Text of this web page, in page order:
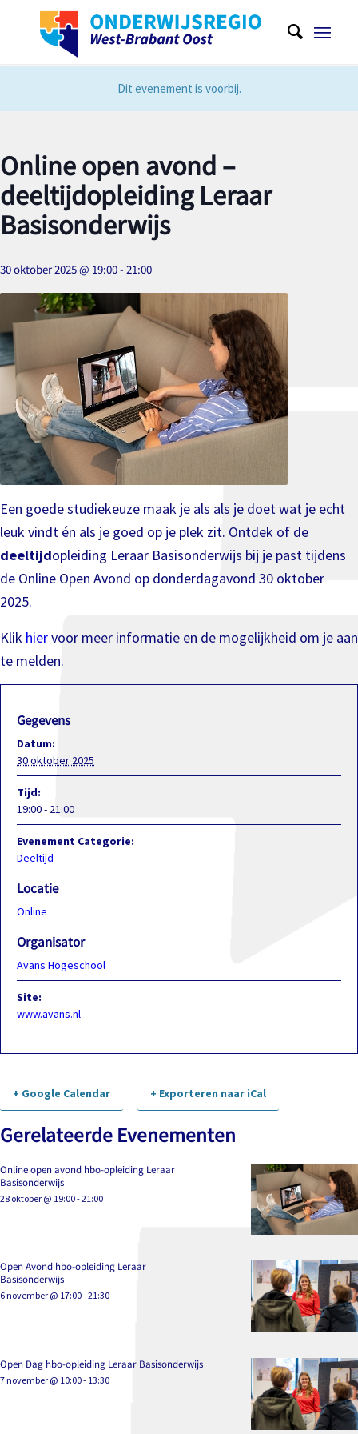
Dit evenement is voorbij.
Online open avond –
deeltijdopleiding Leraar
Basisonderwijs
30 oktober 2025 @ 19:00- 21:00
Een goede studiekeuze maak je als als je doet wat je echt
leuk vindt én als je goed op je plek zit. Ontdek of de
deeltijdopleiding Leraar Basisonderwijs bij je past tijdens
de Online Open Avond op donderdagavond 30 oktober
2025.
Klik hiervoor meer informatie en de mogelijkheid om je aan
te melden.
Gegevens
Datum:
30 oktober 2025
Tijd:
19:00 - 21:00
Evenement Categorie:
Deeltijd
Locatie
Online
Organisator
Avans Hogeschool
Site:
www.avans.nl
+ Google Calendar + Exporteren naar iCal
Gerelateerde Evenementen
Online open avond hbo-opleiding Leraar
Basisonderwijs
28 oktober @ 19:00-21:00
Open Avond hbo-opleiding Leraar
Basisonderwijs
6 november @ 17:00-21:30
Open Dag hbo-opleiding Leraar Basisonderwijs
7 november @ 10:00- 13:30